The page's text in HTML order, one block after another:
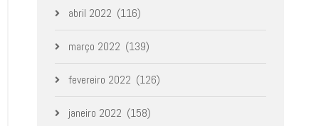
abril 2022 (116)
março 2022 (139)
fevereiro 2022 (126)
janeiro 2022 (158)